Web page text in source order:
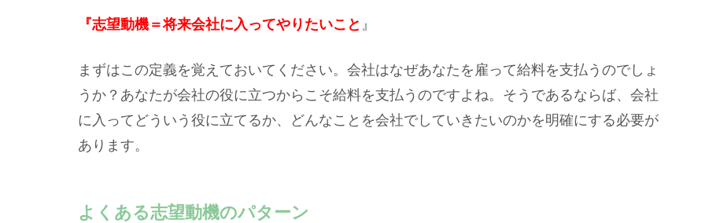
『志望動機＝将来会社に入ってやりたいこと 』
まずはこの定義を覚えておいてください。会社はなぜあなたを雇って給料を支払うのでしょ
うか？あなたが会社の役に立つからこそ給料を支払うのですよね。そうであるならば、会社
に入ってどういう役に立てるか、どんなことを会社でしていきたいのかを明確にする必要が
あります。
よくある志望動機のパターン